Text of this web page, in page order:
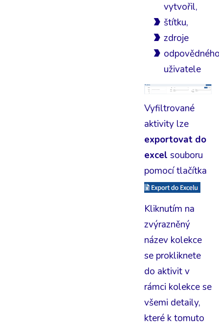
vytvořil,
štítku,
zdroje
uživatele
Vyfiltrované
aktivity lze
exportovat do
excel souboru
pomocí tlačítka
Kliknutím na
zvýrazněný
název kolekce
se prokliknete
do aktivit v
rámci kolekce se
všemi detaily,
které k tomuto